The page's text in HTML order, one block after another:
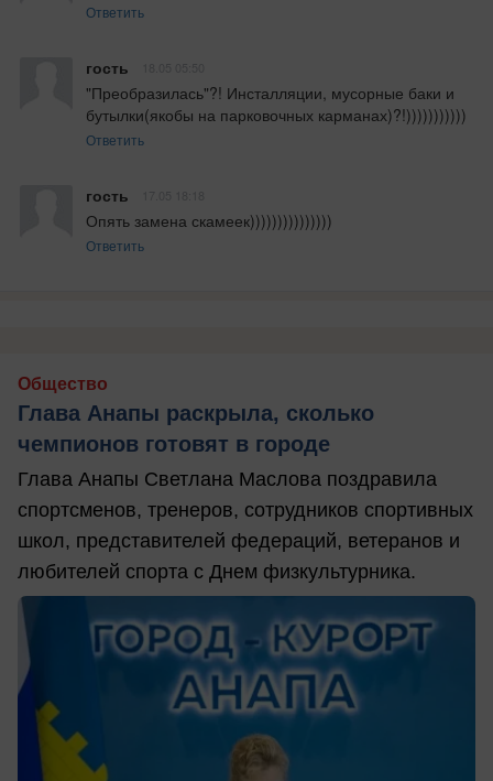
Ответить
гость
"Преобразилась"?! Инсталляции, мусорные баки и
бутылки(якобы на парковочных карманах)?!)))))))))))
Ответить
гость
Опять замена скамеек)))))))))))))))
Ответить
Общество
Глава Анапы раскрыла, сколько
чемпионов готовят в городе
Глава Анапы Светлана Маслова поздравила
спортсменов, тренеров, сотрудников спортивных
школ, представителей федераций, ветеранов и
любителей спорта с Днем физкультурника.